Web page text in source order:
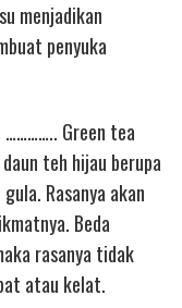
menjadikan
penyuka
………….. Green tea
teh hijau berupa
Rasanya akan
Beda
rasanya tidak
atau kelat.